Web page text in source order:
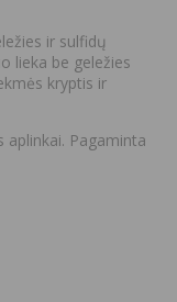
ir sulfidų
lieka be geležies
kryptis ir
aplinkai. Pagaminta